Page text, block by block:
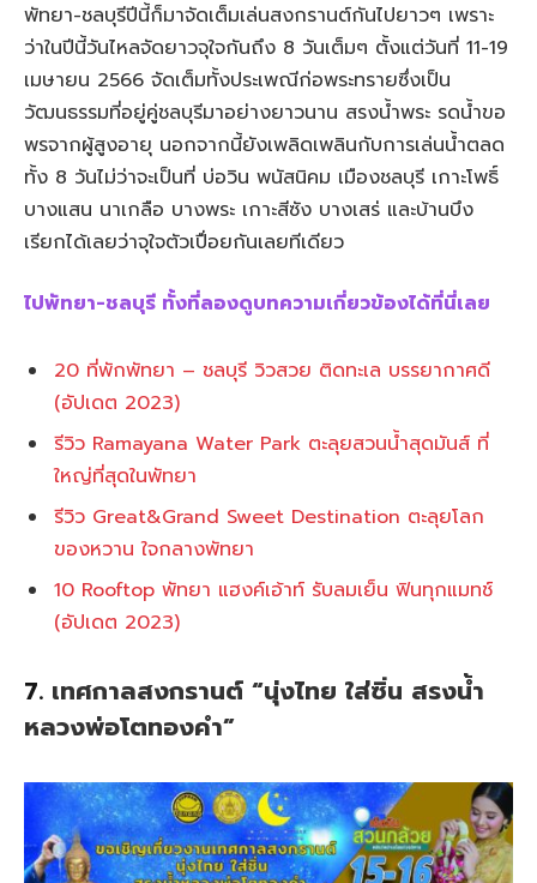
พัทยา-ชลบุรีปีนี้ก็มาจัดเต็มเล่นสงกรานต์กันไปยาวๆ เพราะ
ว่าในปีนี้วันไหลจัดยาวจุใจกันถึง 8 วันเต็มๆ ตั้งแต่วันที่ 11-19
เมษายน 2566 จัดเต็มทั้งประเพณีก่อพระทรายซึ่งเป็น
วัฒนธรรมที่อยู่คู่ชลบุรีมาอย่างยาวนาน สรงน้ำพระ รดน้ำขอ
พรจากผู้สูงอายุ นอกจากนี้ยังเพลิดเพลินกับการเล่นน้ำตลด
ทั้ง 8 วันไม่ว่าจะเป็นที่ บ่อวิน พนัสนิคม เมืองชลบุรี เกาะโพธิ์
บางแสน นาเกลือ บางพระ เกาะสีซัง บางเสร่ และบ้านบึง
เรียกได้เลยว่าจุใจตัวเปื่อยกันเลยทีเดียว
ไปพัทยา-ชลบุรี ทั้งที่ลองดูบทความเกี่ยวข้องได้ที่นี่เลย
20 ที่พักพัทยา – ชลบุรี วิวสวย ติดทะเล บรรยากาศดี
(อัปเดต 2023)
รีวิว Ramayana Water Park ตะลุยสวนน้ำสุดมันส์ ที่
ใหญ่ที่สุดในพัทยา
รีวิว Great&Grand Sweet Destination ตะลุยโลก
ของหวาน ใจกลางพัทยา
10 Rooftop พัทยา แฮงค์เอ้าท์ รับลมเย็น ฟินทุกแมทช์
(อัปเดต 2023)
7. เทศกาลสงกรานต์ “นุ่งไทย ใส่ซิ่น สรงน้ำ
หลวงพ่อโตทองคำ”